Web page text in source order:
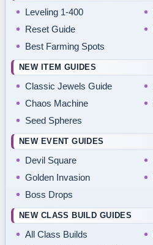
Leveling 1-400
Reset Guide
Best Farming Spots
NEW ITEM GUIDES
Classic Jewels Guide
Chaos Machine
Seed Spheres
NEW EVENT GUIDES
Devil Square
Golden Invasion
Boss Drops
NEW CLASS BUILD GUIDES
All Class Builds